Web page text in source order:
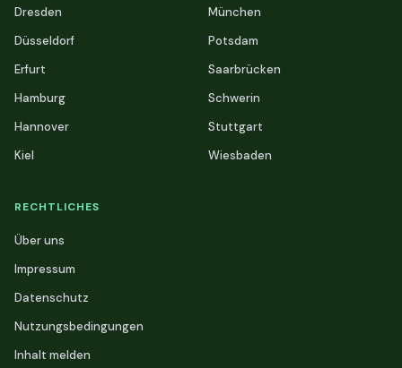
Dresden
Düsseldorf
Erfurt
Hamburg
Hannover
Kiel
München
Potsdam
Saarbrücken
Schwerin
Stuttgart
Wiesbaden
RECHTLICHES
Über uns
Impressum
Datenschutz
Nutzungsbedingungen
Inhalt melden